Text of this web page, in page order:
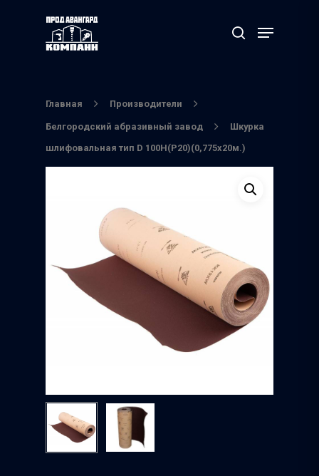
Главная Производители
Белгородский абразивный завод
Шкурка
шлифовальная тип D 100Н(Р20)(0,775х20м.)